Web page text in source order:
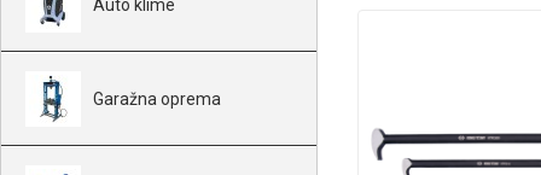
Auto klime
Garažna oprema